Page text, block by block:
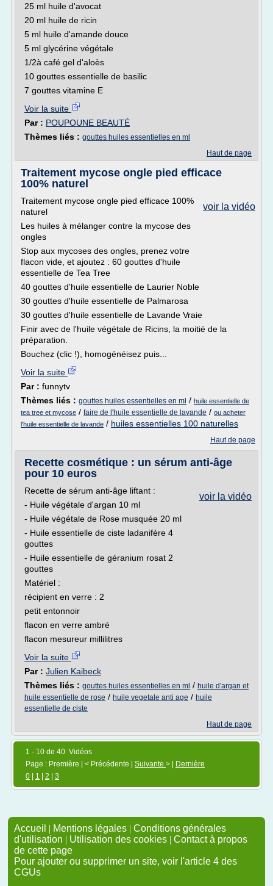
25 ml huile d'avocat
20 ml huile de ricin
5 ml huile d'amande douce
5 ml glycérine végétale
1/2à café gel d'aloès
10 gouttes essentielle de basilic
7 gouttes vitamine E
Voir la suite
Par : POUPOUNE BEAUTÉ
Thèmes liés : gouttes huiles essentielles en ml
Haut de page
Traitement mycose ongle pied efficace
100% naturel
voir la vidéo
Traitement mycose ongle pied efficace 100%
naturel
Les huiles à mélanger contre la mycose des
ongles
Stop aux mycoses des ongles, prenez votre
flacon vide, et ajoutez : 60 gouttes d'huile
essentielle de Tea Tree
40 gouttes d'huile essentielle de Laurier Noble
30 gouttes d'huile essentielle de Palmarosa
30 gouttes d'huile essentielle de Lavande Vraie
Finir avec de l'huile végétale de Ricins, la moitié de la
préparation.
Bouchez (clic !), homogénéisez puis...
Voir la suite
Par : funnytv
Thèmes liés : gouttes huiles essentielles en ml / huile essentielle de
tea tree et mycose / faire de l'huile essentielle de lavande / ou acheter
l'huile essentielle de lavande / huiles essentielles 100 naturelles
Haut de page
Recette cosmétique : un sérum anti-âge
pour 10 euros
voir la vidéo
Recette de sérum anti-âge liftant :
- Huile végétale d'argan 10 ml
- Huile végétale de Rose musquée 20 ml
- Huile essentielle de ciste ladanifère 4
gouttes
- Huile essentielle de géranium rosat 2
gouttes
Matériel :
récipient en verre : 2
petit entonnoir
flacon en verre ambré
flacon mesureur millilitres
Voir la suite
Par : Julien Kaibeck
Thèmes liés : gouttes huiles essentielles en ml / huile d'argan et
huile essentielle de rose / huile vegetale anti age / huile
essentielle de ciste
Haut de page
1 - 10 de 40 Vidéos
Page : Première | < Précédente | Suivante > |
Dernière
0
1 2 3
Accueil | Mentions légales | Conditions générales
d'utilisation | Utilisation des cookies | Contact à propos
de cette page
Pour ajouter ou supprimer un site, voir l'article 4 des
CGUs